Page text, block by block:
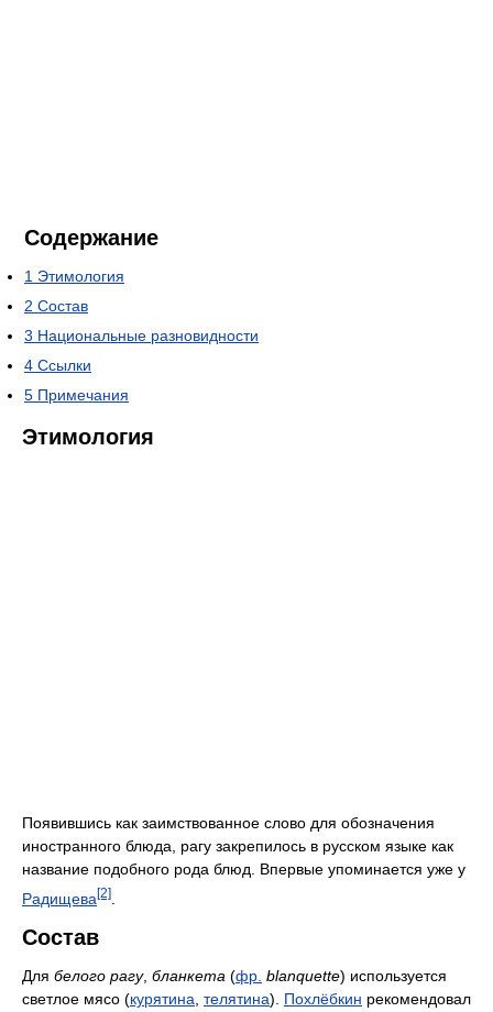
Содержание
1 Этимология
2 Состав
3 Национальные разновидности
4 Ссылки
5 Примечания
Этимология
Появившись как заимствованное слово для обозначения
иностранного блюда, рагу закрепилось в русском языке как
название подобного рода блюд. Впервые упоминается уже у
Радищева[2]
Состав
Для белого рагу, бланкета (фр. blanquette) используется
светлое мясо (курятина, телятина). Похлёбкин рекомендовал